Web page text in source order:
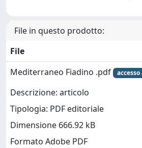
File in questo prodotto:
File
Mediterraneo Fiadino .pdf
Descrizione: articolo
Tipologia: PDF editoriale
Dimensione 666.92 kB
Formato Adobe PDF